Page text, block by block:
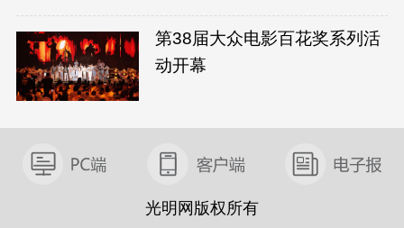
第38届大众电影百花奖系列活
动开幕
光明网版权所有